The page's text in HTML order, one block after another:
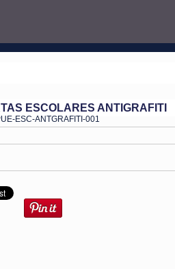
ESCOLARES ANTIGRAFITI
ESC-ANTGRAFITI-001